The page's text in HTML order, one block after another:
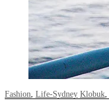
Fashion, Life-Sydney Klobuk,